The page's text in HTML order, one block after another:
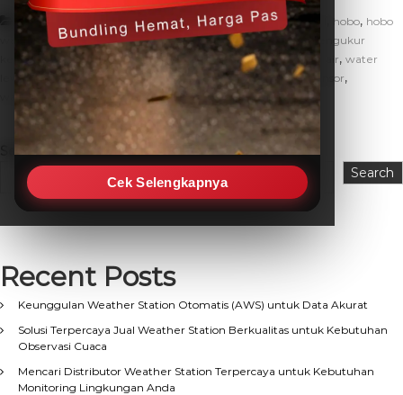
Cek Selengkapnya
Artikel cara ukur ketinggian air,fungsi water level hobo, hobo
water level, indikator ketinggian air,ketinggian air taah
mengukur
ketinggian air
tinggi muka air tanah tmat ,ukur ketinggian air, water
level
water level hobo , water level indicator ,water level sensor,
waterlevel sensor
Search
Search
Recent Posts
Keunggulan Weather Station Otomatis (AWS) untuk Data Akurat
Solusi Terpercaya Jual Weather Station Berkualitas untuk Kebutuhan
Observasi Cuaca
Mencari Distributor Weather Station Terpercaya untuk Kebutuhan
Monitoring Lingkungan Anda